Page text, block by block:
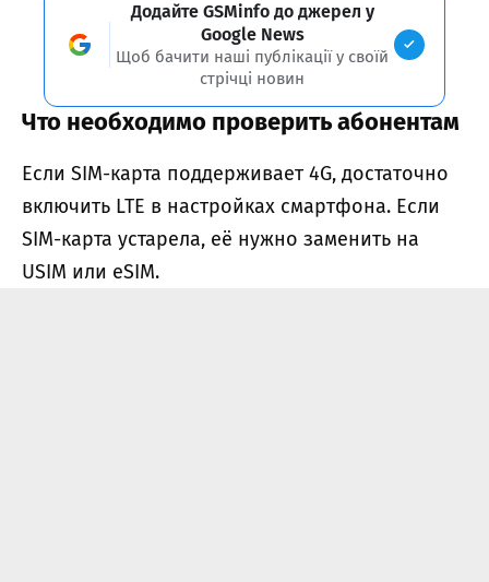
Додайте GSMinfo до джерел у
Google News
Щоб бачити наші публікації у своїй
стрічці новин
Что необходимо проверить абонентам
Если SIM-карта поддерживает 4G, достаточно
включить LTE в настройках смартфона. Если
SIM-карта устарела, её нужно заменить на
USIM или eSIM.